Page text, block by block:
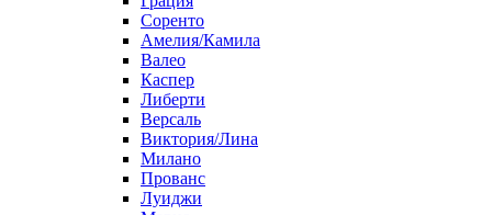
Соренто
Амелия/Камила
Валео
Каспер
Либерти
Версаль
Виктория/Лина
Милано
Прованс
Луиджи